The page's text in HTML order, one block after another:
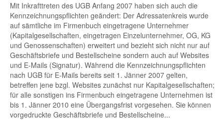
Mit Inkrafttreten des UGB Anfang 2007 haben sich auch die
Kennzeichnungspflichten geändert: Der Adressatenkreis wurde
auf sämtliche im Firmenbuch eingetragene Unternehmer
(Kapitalgesellschaften, eingetragen Einzelunternehmer, OG, KG
und Genossenschaften) erweitert und bezieht sich nicht nur auf
Geschäftsbriefe und Bestellscheine sondern auch auf Websites
und E-Mails (Signatur). Während die Kennzeichnungspflichten
nach UGB für E-Mails bereits seit 1. Jänner 2007 gelten,
betreffen jene bzgl. Websites zunächst nur Kapitalgesellschaften;
für alle sonstigen ins Firmenbuch eingetragene Unternehmen ist
bis 1. Jänner 2010 eine Übergangsfrist vorgesehen. Sie können
vorgedruckte Geschäftsbriefe und Bestellscheine...